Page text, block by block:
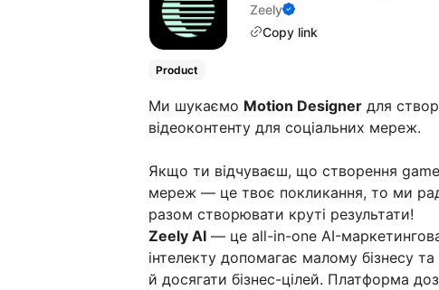
Zeely
Copy link
Product
Ми шукаємо Motion Designer для
відеоконтенту для соціальних мереж.
Якщо ти відчуваєш, що створення
мереж — це твоє покликання, то ми
разом створювати круті результати!
Zeely AI — це all-in-one AI-
інтелекту допомагає малому бізнесу
й досягати бізнес-цілей. Платформа